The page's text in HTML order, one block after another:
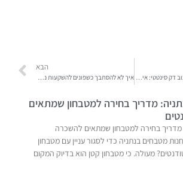
טרנדים חדשים בעיצוב דק סינטטי: איך לעצב את החלל החיצוני שלך כמו מקצוען
הבא
איך לא להסתבך כשפונים להשקעות נדל"ן בארה"ב – הסכנות שכולנו לומדים בדרך הקשה
מדריך בחירה למטבחון שמתאים
מדריך בחירה למטבחון שמתאים להשכרה
מטבחים בנתניה כדי לסגור עניין עם מטבחון
מעולה. כי מטבחון קטן הוא בדיוק המקום